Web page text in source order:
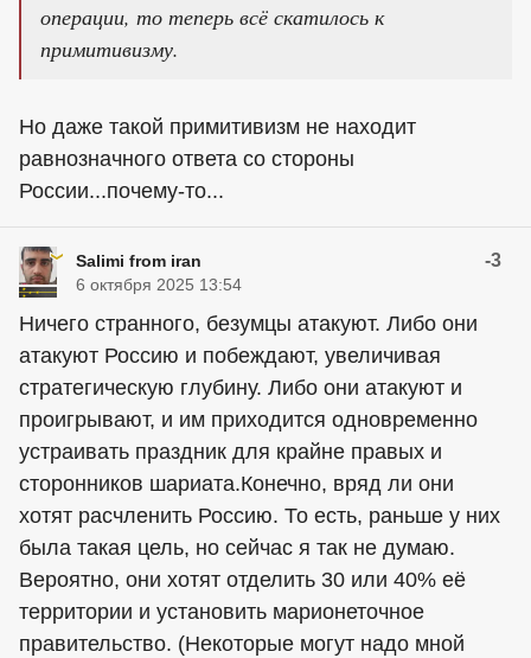
операции, то теперь всё скатилось к
примитивизму.
Но даже такой примитивизм не находит
равнозначного ответа со стороны
России...почему-то...
Salimi from iran -3
6 октября 2025 13:54
Ничего странного, безумцы атакуют. Либо они
атакуют Россию и побеждают, увеличивая
стратегическую глубину. Либо они атакуют и
проигрывают, и им приходится одновременно
устраивать праздник для крайне правых и
сторонников шариата.Конечно, вряд ли они
хотят расчленить Россию. То есть, раньше у них
была такая цель, но сейчас я так не думаю.
Вероятно, они хотят отделить 30 или 40% её
территории и установить марионеточное
правительство. (Некоторые могут надо мной